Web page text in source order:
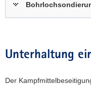
Unterhaltung
Der